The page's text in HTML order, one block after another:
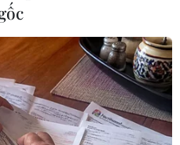
Theo đánh giá của
đã thu hút được
trong nước và quốc
Lumpur (Vietnam+)